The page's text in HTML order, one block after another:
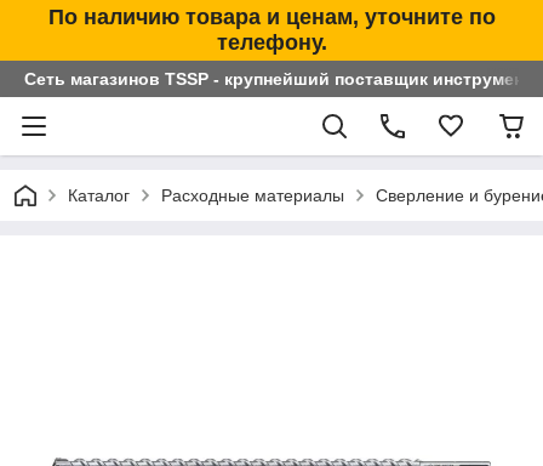
По наличию товара и ценам, уточните по
телефону.
Сеть магазинов TSSP - крупнейший поставщик
Каталог Расходные материалы Сверление и